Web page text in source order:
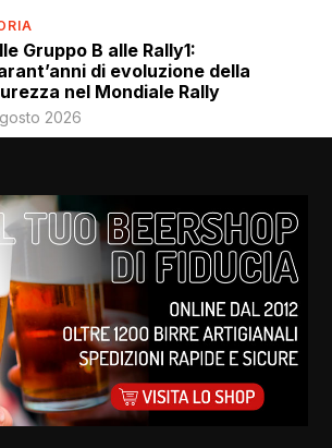
Gruppo B alle Rally1:
di evoluzione della
nel Mondiale Rally
2026